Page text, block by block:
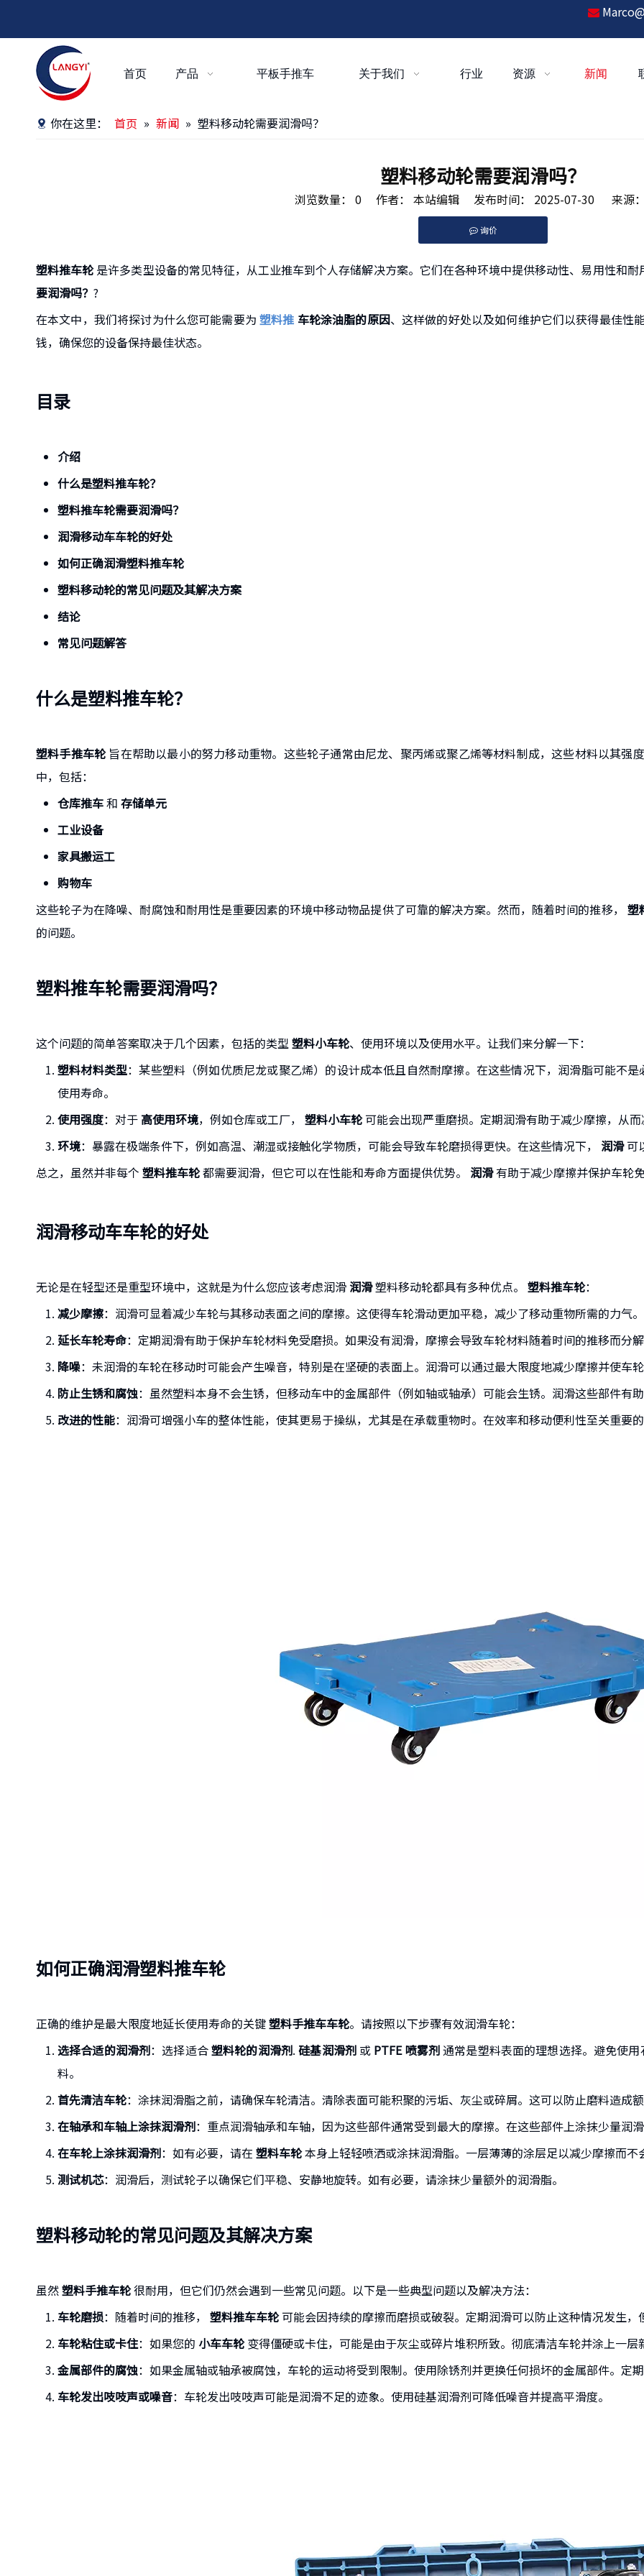

首页 产品 平板手推车 关于我们 行业 资源 新闻
你在这里： 首页 » 新闻 » 塑料移动轮需要润滑吗？
塑料移动轮需要润滑吗？
浏览数量： 0作者： 本站编辑 发布时间： 2025-07-30 来源：
询价
["facebook","twitter","line","wechat","linkedin","pinterest","whatsapp","kakao","snapchat"]
塑料推车轮是许多类型设备的常见特征，从工业推车到个人存储解决方案。它们在各种环境中提供移动性、易用性和耐
要润滑吗？ ?
在本文中，我们将探讨为什么您可能需要为塑料推 车轮涂油脂的原因、这样做的好处以及如何维护它们以获得最佳性
钱，确保您的设备保持最佳状态。
目录
介绍
什么是塑料推车轮？
塑料推车轮需要润滑吗？
润滑移动车车轮的好处
如何正确润滑塑料推车轮
塑料移动轮的常见问题及其解决方案
结论
常见问题解答
什么是塑料推车轮？
塑料手推车轮旨在帮助以最小的努力移动重物。这些轮子通常由尼龙、聚丙烯或聚乙烯等材料制成，这些材料以其强
中，包括：
仓库推车和 存储单元
工业设备
家具搬运工
购物车
这些轮子为在降噪、耐腐蚀和耐用性是重要因素的环境中移动物品提供了可靠的解决方案。然而，随着时间的推移， 塑
的问题。
塑料推车轮需要润滑吗？
这个问题的简单答案取决于几个因素，包括的类型塑料小车轮、使用环境以及使用水平。让我们来分解一下：
塑料材料类型：某些塑料（例如优质尼龙或聚乙烯）的设计成本低且自然耐摩擦。在这些情况下，润滑脂可能不
使用寿命。
使用强度：对于 高使用环境，例如仓库或工厂， 塑料小车轮可能会出现严重磨损。定期润滑有助于减少摩擦，从而
环境：暴露在极端条件下，例如高温、潮湿或接触化学物质，可能会导致车轮磨损得更快。在这些情况下， 润滑可
总之，虽然并非每个 塑料推车轮都需要润滑，但它可以在性能和寿命方面提供优势。 润滑有助于减少摩擦并保护车轮
润滑移动车车轮的好处
无论是在轻型还是重型环境中，这就是为什么您应该考虑润滑 润滑塑料移动轮都具有多种优点。 塑料推车轮：
减少摩擦：润滑可显着减少车轮与其移动表面之间的摩擦。这使得车轮滑动更加平稳，减少了移动重物所需的力气。
延长车轮寿命：定期润滑有助于保护车轮材料免受磨损。如果没有润滑，摩擦会导致车轮材料随着时间的推移而分
降噪：未润滑的车轮在移动时可能会产生噪音，特别是在坚硬的表面上。润滑可以通过最大限度地减少摩擦并使车
防止生锈和腐蚀：虽然塑料本身不会生锈，但移动车中的金属部件（例如轴或轴承）可能会生锈。润滑这些部件有
改进的性能：润滑可增强小车的整体性能，使其更易于操纵，尤其是在承载重物时。在效率和移动便利性至关重要
如何正确润滑塑料推车轮
正确的维护是最大限度地延长使用寿命的关键塑料手推车车轮。请按照以下步骤有效润滑车轮：
选择合适的润滑剂：选择适合塑料轮的润滑剂.硅基润滑剂或 PTFE 喷雾剂通常是塑料表面的理想选择。避免使
料。
首先清洁车轮：涂抹润滑脂之前，请确保车轮清洁。清除表面可能积聚的污垢、灰尘或碎屑。这可以防止磨料造成额
在轴承和车轴上涂抹润滑剂：重点润滑轴承和车轴，因为这些部件通常受到最大的摩擦。在这些部件上涂抹少量润
在车轮上涂抹润滑剂：如有必要，请在 塑料车轮本身上轻轻喷洒或涂抹润滑脂。一层薄薄的涂层足以减少摩擦而不
测试机芯：润滑后，测试轮子以确保它们平稳、安静地旋转。如有必要，请涂抹少量额外的润滑脂。
塑料移动轮的常见问题及其解决方案
虽然塑料手推车轮很耐用，但它们仍然会遇到一些常见问题。以下是一些典型问题以及解决方法：
车轮磨损：随着时间的推移， 塑料推车车轮可能会因持续的摩擦而磨损或破裂。定期润滑可以防止这种情况发生，
车轮粘住或卡住：如果您的 小车车轮变得僵硬或卡住，可能是由于灰尘或碎片堆积所致。彻底清洁车轮并涂上一层
金属部件的腐蚀：如果金属轴或轴承被腐蚀，车轮的运动将受到限制。使用除锈剂并更换任何损坏的金属部件。定
车轮发出吱吱声或噪音：车轮发出吱吱声可能是润滑不足的迹象。使用硅基润滑剂可降低噪音并提高平滑度。